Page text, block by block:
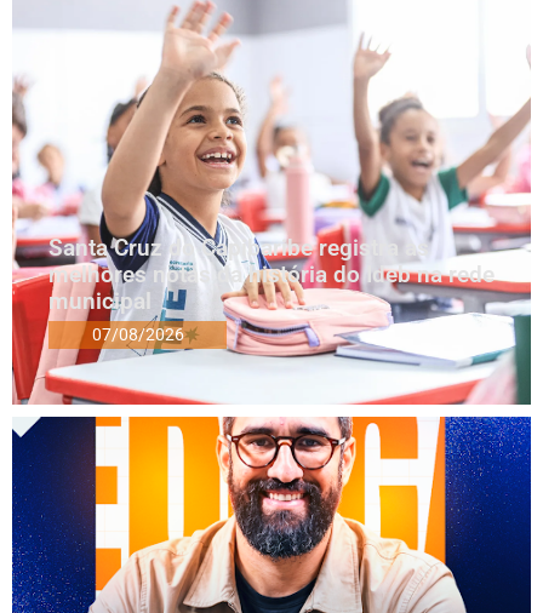
Santa Cruz do Capibaribe registra as
melhores notas da história do Ideb na rede
municipal
07/08/2026